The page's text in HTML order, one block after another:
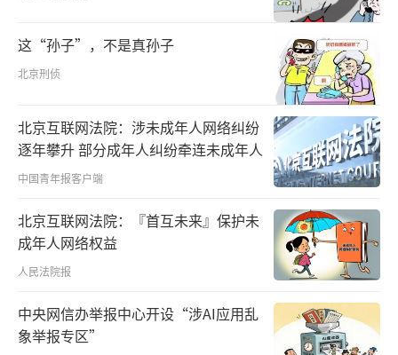
我们党对华侨统战工作的领导是历史的选
择，而这种历史的必然性最终表现为广大华侨
的选择，同他们的根本利益是一致的。华侨作
为炎黄子孙的一分子，历来就有爱国爱乡和艰
苦奋斗的优良传统。近代中国积贫积弱、动荡
不安的局面，致使华侨的海内外合法权益得不
到保障，所以广大华侨期待中华民族早日实现
复兴。我们党一直秉承以人为本、为侨服务的
华侨统战宗旨，采取一系列政策和措施维护海
外侨胞和归侨侨眷的权益，因而受到他们的热
烈拥护。
这“孙子”，不是真孙子
北京刑侦
北京互联网法院：涉未成年人网络纠纷
逐年攀升 部分成年人纠纷牵连未成年人
中国青年报客户端
北京互联网法院：『首互未来』保护未
成年人网络权益
人民法院报
中央网信办举报中心开设“涉AI应用乱
象举报专区”